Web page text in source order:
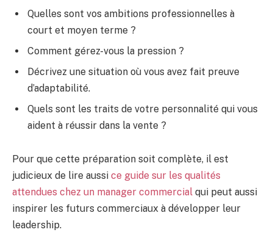
Quelles sont vos ambitions professionnelles à
court et moyen terme ?
Comment gérez-vous la pression ?
Décrivez une situation où vous avez fait preuve
d’adaptabilité.
Quels sont les traits de votre personnalité qui vous
aident à réussir dans la vente ?
Pour que cette préparation soit complète, il est
judicieux de lire aussi ce guide sur les qualités
attendues chez un manager commercial qui peut aussi
inspirer les futurs commerciaux à développer leur
leadership.